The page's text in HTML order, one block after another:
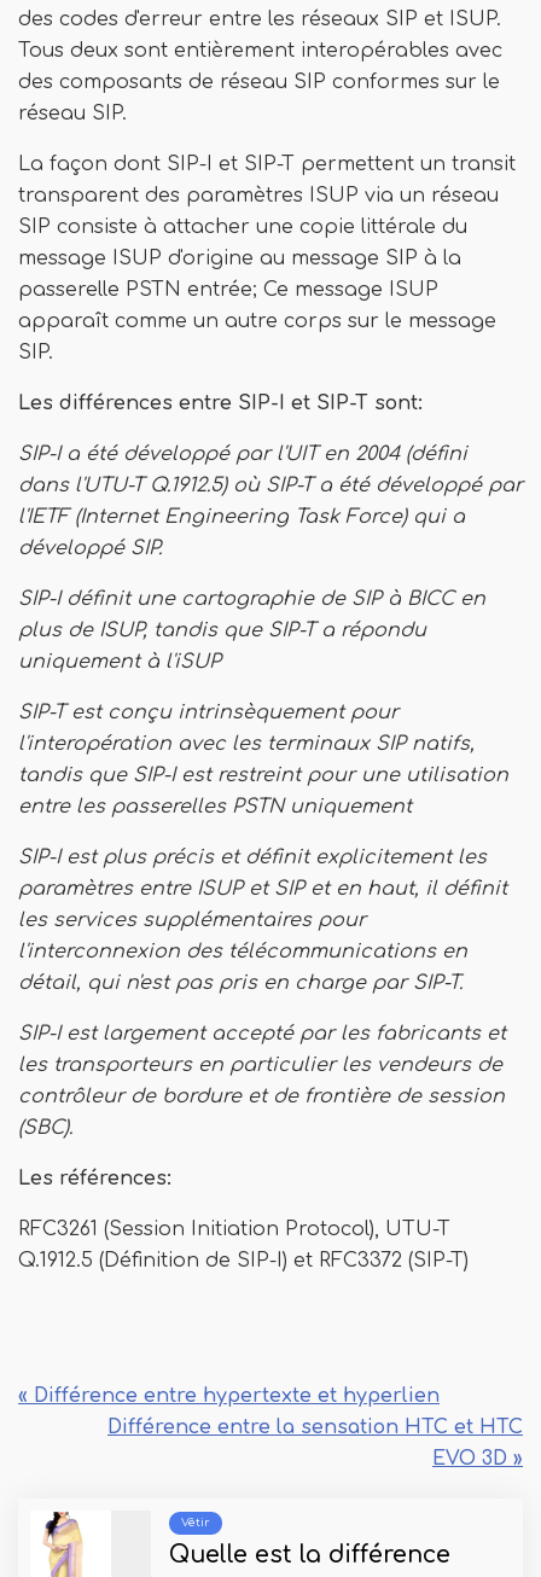
des codes d'erreur entre les réseaux SIP et ISUP.
Tous deux sont entièrement interopérables avec
des composants de réseau SIP conformes sur le
réseau SIP.
La façon dont SIP-I et SIP-T permettent un transit
transparent des paramètres ISUP via un réseau
SIP consiste à attacher une copie littérale du
message ISUP d'origine au message SIP à la
passerelle PSTN entrée; Ce message ISUP
apparaît comme un autre corps sur le message
SIP.
Les différences entre SIP-I et SIP-T sont:
SIP-I a été développé par l'UIT en 2004 (défini
dans l'UTU-T Q.1912.5) où SIP-T a été développé par
l'IETF (Internet Engineering Task Force) qui a
développé SIP.
SIP-I définit une cartographie de SIP à BICC en
plus de ISUP, tandis que SIP-T a répondu
uniquement à l'iSUP
SIP-T est conçu intrinsèquement pour
l'interopération avec les terminaux SIP natifs,
tandis que SIP-I est restreint pour une utilisation
entre les passerelles PSTN uniquement
SIP-I est plus précis et définit explicitement les
paramètres entre ISUP et SIP et en haut, il définit
les services supplémentaires pour
l'interconnexion des télécommunications en
détail, qui n'est pas pris en charge par SIP-T.
SIP-I est largement accepté par les fabricants et
les transporteurs en particulier les vendeurs de
contrôleur de bordure et de frontière de session
(SBC).
Les références:
RFC3261 (Session Initiation Protocol), UTU-T
Q.1912.5 (Définition de SIP-I) et RFC3372 (SIP-T)
« Différence entre hypertexte et hyperlien
Différence entre la sensation HTC et HTC
EVO 3D »
Vêtir
Quelle est la différence